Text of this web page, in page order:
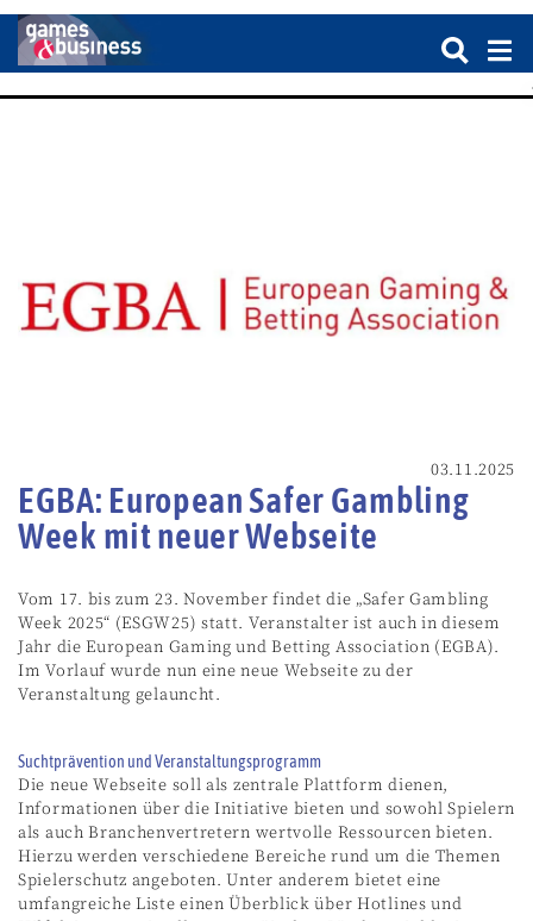
03.11.2025
EGBA: European Safer Gambling
Week mit neuer Webseite
Vom 17. bis zum 23. November findet die „Safer Gambling
Week 2025“ (ESGW25) statt. Veranstalter ist auch in diesem
Jahr die European Gaming und Betting Association (EGBA).
Im Vorlauf wurde nun eine neue Webseite zu der
Veranstaltung gelauncht.
Suchtprävention und Veranstaltungsprogramm
Die neue Webseite soll als zentrale Plattform dienen,
Informationen über die Initiative bieten und sowohl Spielern
als auch Branchenvertretern wertvolle Ressourcen bieten.
Hierzu werden verschiedene Bereiche rund um die Themen
Spielerschutz angeboten. Unter anderem bietet eine
umfangreiche Liste einen Überblick über Hotlines und